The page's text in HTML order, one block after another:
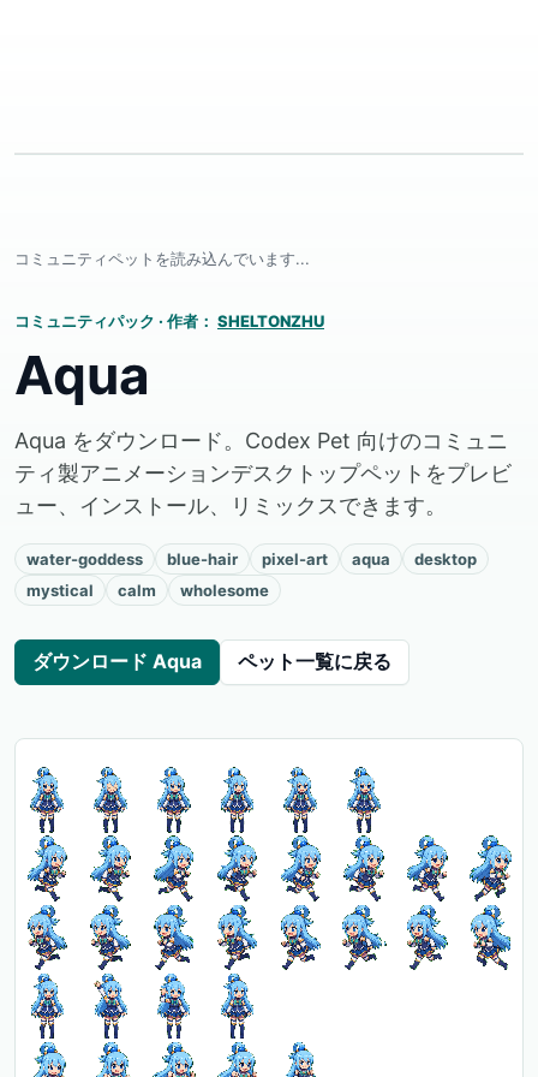
コミュニティペットを読み込んでいます...
コミュニティパック · 作者： SHELTONZHU
Aqua
Aqua をダウンロード。Codex Pet 向けのコミュニ
ティ製アニメーションデスクトップペットをプレビ
ュー、インストール、リミックスできます。
water-goddess blue-hair pixel-art aqua
desktop
mystical
calm wholesome
ダウンロード Aqua ペット一覧に戻る